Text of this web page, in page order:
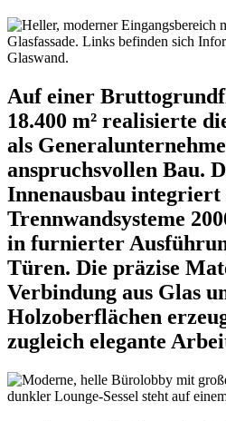
Auf einer
18.400 m² realisierte
als
anspruchsvollen Bau.
Innenausbau integriert
Trennwandsysteme
in furnierter
Türen. Die präzise
Verbindung aus Glas
Holzoberflächen
zugleich elegante